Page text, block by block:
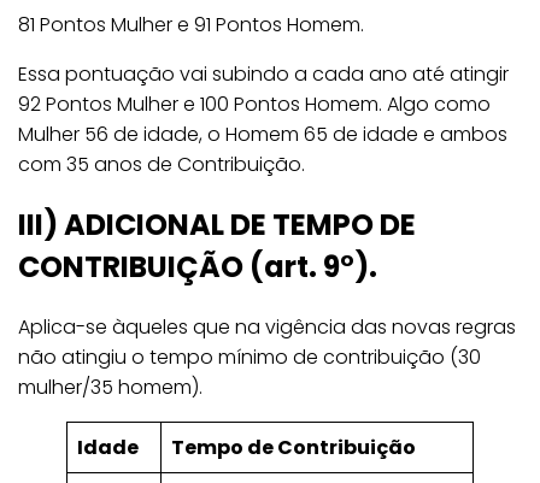
81 Pontos Mulher e 91 Pontos Homem.
Essa pontuação vai subindo a cada ano até atingir
92 Pontos Mulher e 100 Pontos Homem. Algo como
Mulher 56 de idade, o Homem 65 de idade e ambos
com 35 anos de Contribuição.
III)ADICIONAL DE TEMPO DE
CONTRIBUIÇÃO (art. 9°).
Aplica-se àqueles que na vigência das novas regras
não atingiu o tempo mínimo de contribuição (30
mulher/35 homem).
Idade
Tempo de Contribuição